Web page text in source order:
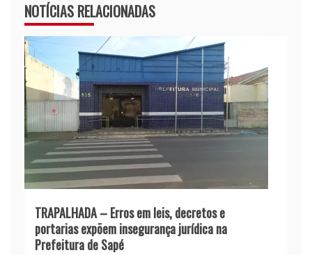
NOTÍCIAS RELACIONADAS
TRAPALHADA – Erros em leis, decretos e
portarias expõem insegurança jurídica na
Prefeitura de Sapé